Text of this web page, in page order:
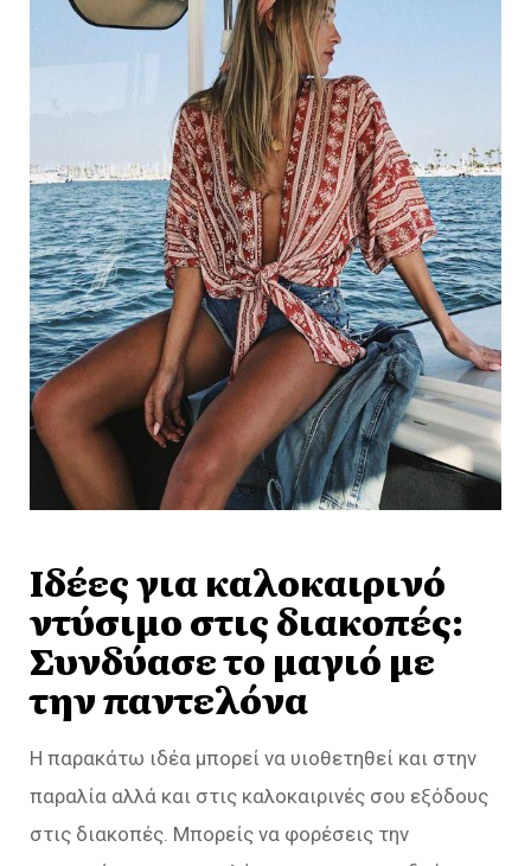
Ιδέες για καλοκαιρινό
ντύσιμο στις διακοπές:
Συνδύασε το μαγιό με
την παντελόνα
Η παρακάτω ιδέα μπορεί να υιοθετηθεί και στην
παραλία αλλά και στις καλοκαιρινές σου εξόδους
στις διακοπές. Μπορείς να φορέσεις την